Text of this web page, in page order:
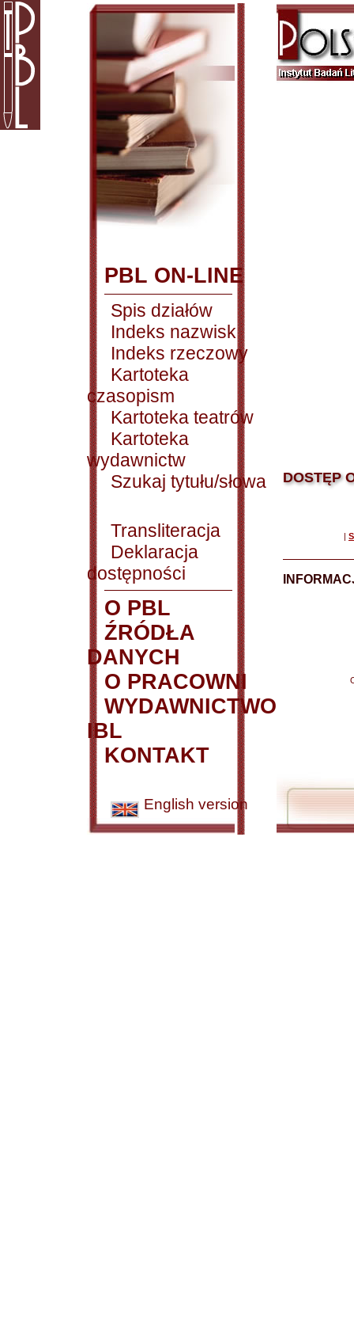
PBL ON-LINE
Spis działów
Indeks nazwisk
Indeks rzeczowy
Kartoteka
czasopism
Kartoteka teatrów
Kartoteka
wydawnictw
Szukaj tytułu/słowa
Transliteracja
Deklaracja
dostępności
O PBL
ŹRÓDŁA
DANYCH
O PRACOWNI
WYDAWNICTWO
IBL
KONTAKT
English version
DOSTĘP
|